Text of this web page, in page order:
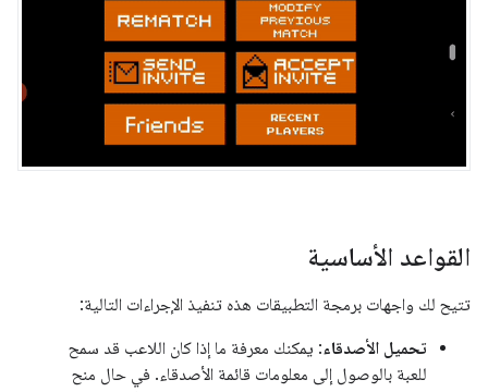
القواعد الأساسية
تتيح لك واجهات برمجة التطبيقات هذه تنفيذ الإجراءات التالية:
تحميل الأصدقاء: يمكنك معرفة ما إذا كان اللاعب قد سمح
للعبة بالوصول إلى معلومات قائمة الأصدقاء. في حال منح